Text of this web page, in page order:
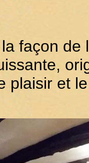
façon de
plaisir et